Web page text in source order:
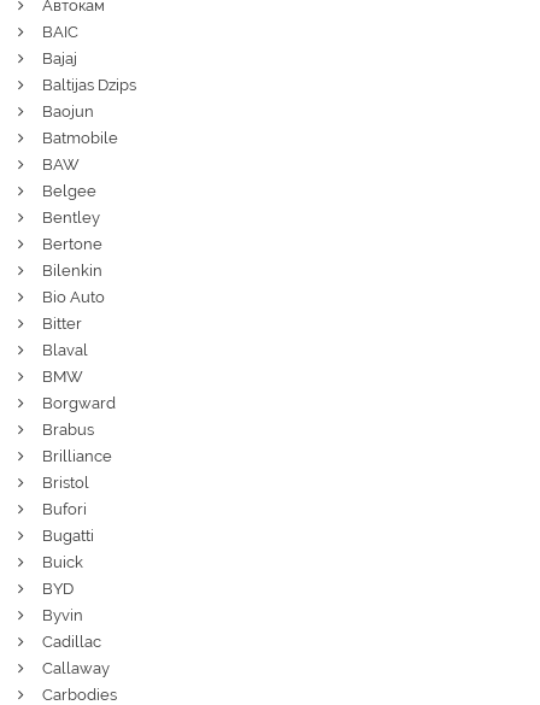
Автокам
BAIC
Bajaj
Baltijas Dzips
Baojun
Batmobile
BAW
Belgee
Bentley
Bertone
Bilenkin
Bio Auto
Bitter
Blaval
BMW
Borgward
Brabus
Brilliance
Bristol
Bufori
Bugatti
Buick
BYD
Byvin
Cadillac
Callaway
Carbodies